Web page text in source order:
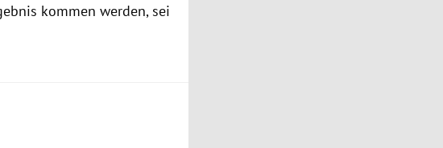
kommen werden, sei